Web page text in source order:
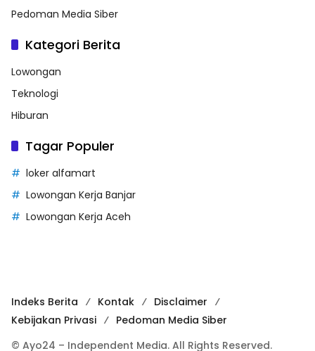
Pedoman Media Siber
Kategori Berita
Lowongan
Teknologi
Hiburan
Tagar Populer
loker alfamart
Lowongan Kerja Banjar
Lowongan Kerja Aceh
Indeks Berita Kontak
Disclaimer
Kebijakan Privasi
Pedoman Media Siber
© Ayo24 – Independent Media. All Rights Reserved.